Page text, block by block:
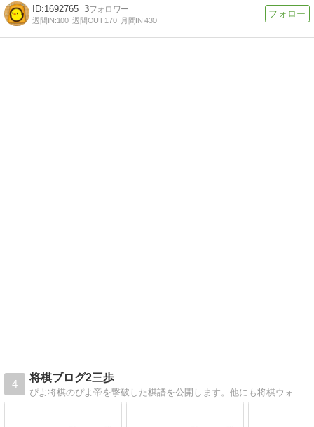
1692765 3
週間IN:100 週間OUT:170 月間IN:430
4
将棋ブログ2三歩
ぴよ将棋のぴよ帝を撃破した棋譜を公開します。他にも将棋ウォーズ、将棋クエストなども少し。